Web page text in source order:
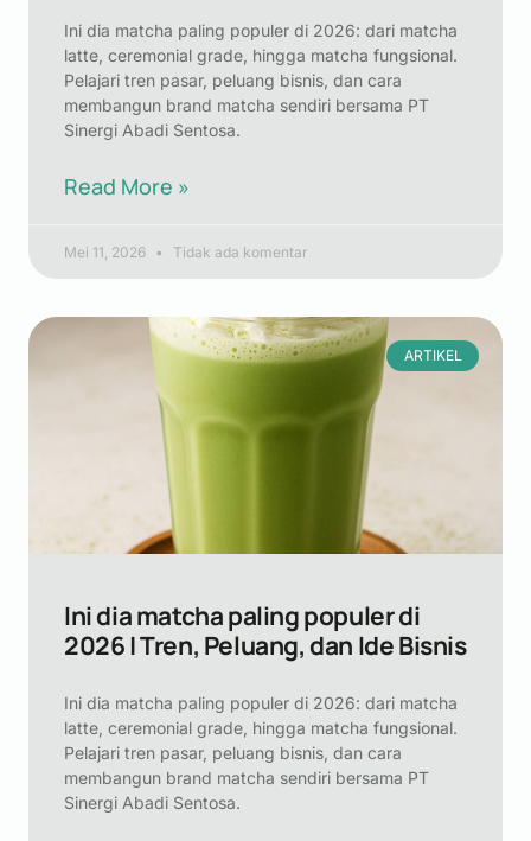
Ini dia matcha paling populer di 2026: dari matcha
latte, ceremonial grade, hingga matcha fungsional.
Pelajari tren pasar, peluang bisnis, dan cara
membangun brand matcha sendiri bersama PT
Sinergi Abadi Sentosa.
Read More »
Mei 11, 2026 Tidak ada komentar
ARTIKEL
Ini dia matcha paling populer di
2026 | Tren, Peluang, dan Ide Bisnis
Ini dia matcha paling populer di 2026: dari matcha
latte, ceremonial grade, hingga matcha fungsional.
Pelajari tren pasar, peluang bisnis, dan cara
membangun brand matcha sendiri bersama PT
Sinergi Abadi Sentosa.